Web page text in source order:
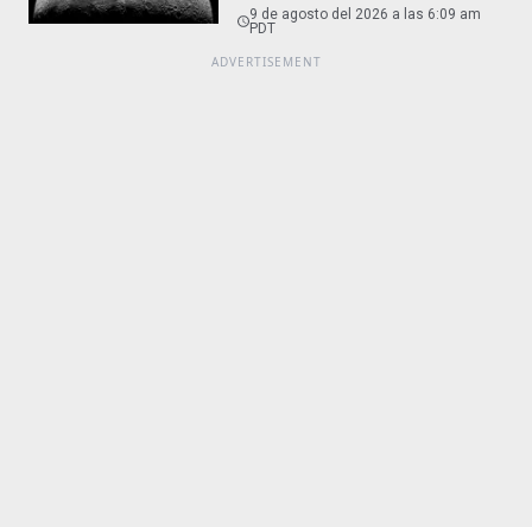
9 de agosto del 2026 a las 6:09 am
PDT